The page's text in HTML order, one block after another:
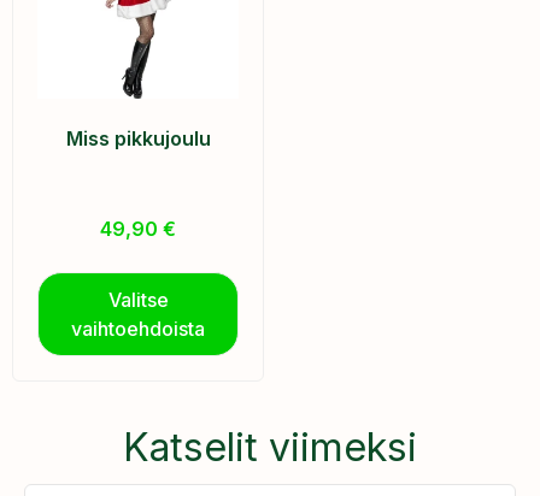
Miss pikkujoulu
49,90 €
Valitse
vaihtoehdoista
Katselit viimeksi